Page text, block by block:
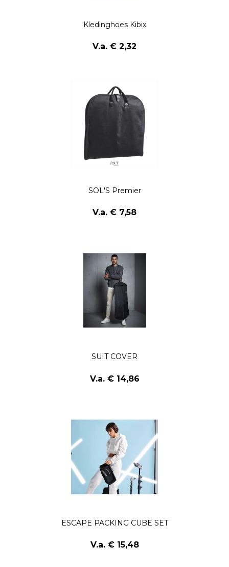
Kledinghoes Kibix
V.a. € 2,32
SOL'S Premier
V.a. € 7,58
SUIT COVER
V.a. € 14,86
ESCAPE PACKING CUBE SET
V.a. € 15,48